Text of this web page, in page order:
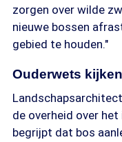
zorgen over wilde
nieuwe bossen
gebied te houden."
Ouderwets
de overheid over
begrijpt dat bos